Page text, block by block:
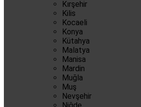
Kırşehir
Kilis
Kocaeli
Konya
Kütahya
Malatya
Manisa
Mardin
Muğla
Muş
Nevşehir